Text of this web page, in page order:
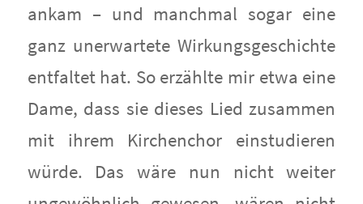
ankam – und manchmal sogar eine
ganz unerwartete Wirkungsgeschichte
entfaltet hat. So erzählte mir etwa eine
Dame, dass sie dieses Lied zusammen
mit ihrem Kirchenchor einstudieren
würde. Das wäre nun nicht weiter